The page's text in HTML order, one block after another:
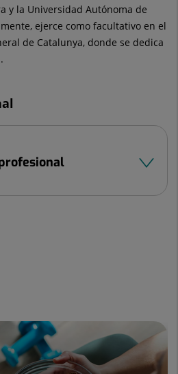
y la Universidad Autónoma de
ejerce como facultativo en el
de Catalunya, donde se dedica